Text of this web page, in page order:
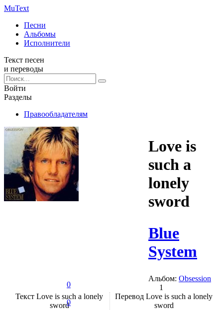
MuText
Песни
Альбомы
Исполнители
Текст песен
и переводы
Войти
Разделы
Правообладателям
0
0
Love is
such a
lonely
sword
Blue
System
Альбом: Obsession
1
Текст Love is such a lonely
sword
Перевод Love is such a lonely
sword